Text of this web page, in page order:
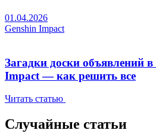
01.04.2026
Genshin Impact
Загадки доски объявлений
Impact — как решить все
Читать статью
Случайные статьи